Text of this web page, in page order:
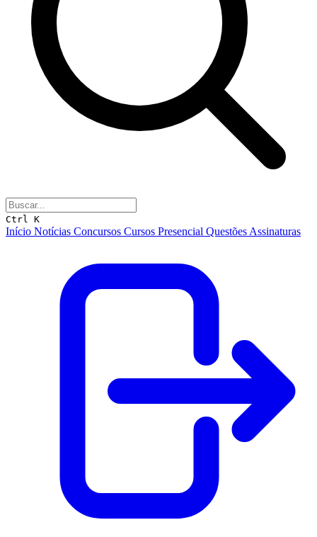
Ctrl K
Início Notícias Concursos Cursos Presencial Questões Assinaturas